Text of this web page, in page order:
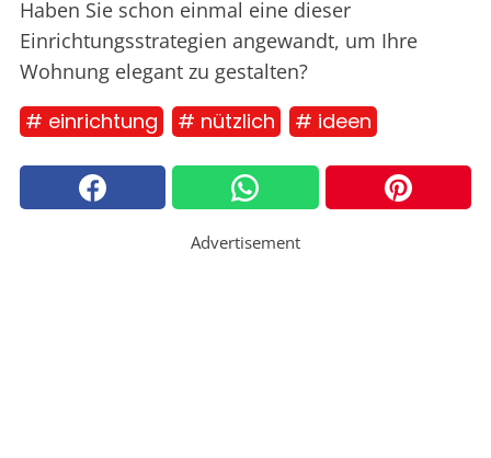
Haben Sie schon einmal eine dieser
Einrichtungsstrategien angewandt, um Ihre
Wohnung elegant zu gestalten?
# einrichtung # nützlich # ideen
Advertisement